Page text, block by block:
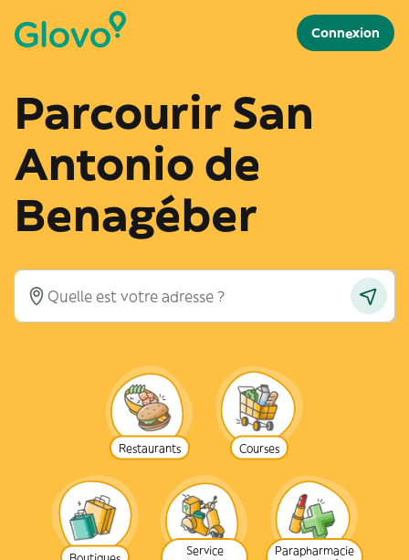
Connexion
Parcourir San
Antonio de
Benagéber
Restaurants Courses
Boutiques
Service
Parapharmacie